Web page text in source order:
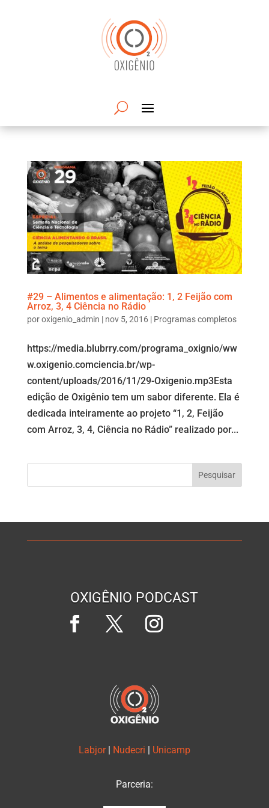
#29 – Alimentos e alimentação: 1, 2 Feijão com
Arroz, 3, 4 Ciência no Rádio
poroxigenio_admin | nov 5, 2016| Programas completos
https://media.blubrry.com/programa_oxignio/ww
w.oxigenio.comciencia.br/wp-
content/uploads/2016/11/29-Oxigenio.mp3Esta
edição de Oxigênio tem um sabor diferente. Ela é
dedicada inteiramente ao projeto “1, 2, Feijão
com Arroz, 3, 4, Ciência no Rádio” realizado por...
OXIGÊNIO PODCAST
Labjor | Nudecri | Unicamp
Parceria: